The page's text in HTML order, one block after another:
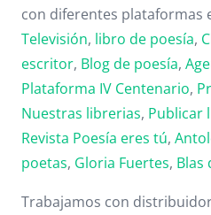
con diferentes plataformas
Televisión, libro de poesía,
escritor, Blog de poesía,
Plataforma IV Centenario,
Nuestras librerias, Publicar
Revista Poesía eres tú,
poetas, Gloria Fuertes, Blas
Trabajamos con